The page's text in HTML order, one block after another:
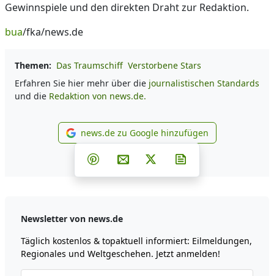
Gewinnspiele und den direkten Draht zur Redaktion.
bua/fka/news.de
Themen: Das Traumschiff Verstorbene Stars
Erfahren Sie hier mehr über die journalistischen Standards
und die Redaktion von news.de.
news.de zu Google
news.de zu Google hinzufügen
Teilen auf Facebook
Teilen auf Whatsapp
Teilen auf Telegram
Teilen auf Pinterest
Per E-Mail teilen
Post auf X
Newsletter von news.de
Täglich kostenlos & topaktuell informiert: Eilmeldungen,
Regionales und Weltgeschehen. Jetzt anmelden!